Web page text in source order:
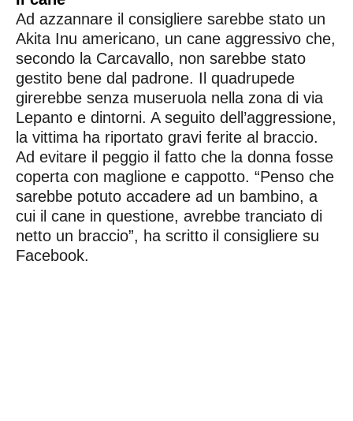
Ad azzannare il consigliere sarebbe stato un
Akita Inu americano, un cane aggressivo che,
secondo la Carcavallo, non sarebbe stato
gestito bene dal padrone. Il quadrupede
girerebbe senza museruola nella zona di via
Lepanto e dintorni. A seguito dell’aggressione,
la vittima ha riportato gravi ferite al braccio.
Ad evitare il peggio il fatto che la donna fosse
coperta con maglione e cappotto. “Penso che
sarebbe potuto accadere ad un bambino, a
cui il cane in questione, avrebbe tranciato di
netto un braccio”, ha scritto il consigliere su
Facebook.